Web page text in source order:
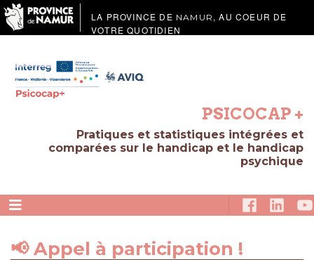
LA PROVINCE DE NAMUR , AU COEUR DE
VOTRE QUOTIDIEN
PSICOCAP +
Pratiques et statistiques intégrées et
comparées sur le handicap et le handicap
psychique
📢​ Appel à participation !